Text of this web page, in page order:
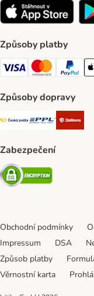
Způsoby platby
Visa Payment Method
mastercardPayPal
Způsoby dopravy
Česká pošta
PPL
Zabezpečení
Security
Obchodní podmínky
Impressum
DSA
Způsob platby
Věrnostní karta